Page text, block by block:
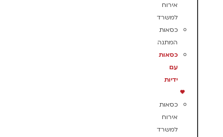
אירוח
למשרד
כסאות
המתנה
כסאות
עם
ידיות
כסאות
אירוח
למשרד